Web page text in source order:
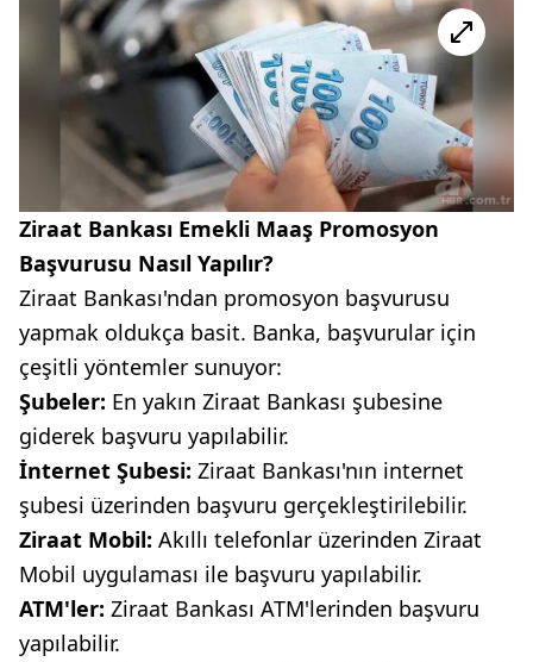
Ziraat Bankası Emekli Maaş Promosyon
Başvurusu Nasıl Yapılır?
Ziraat Bankası'ndan promosyon başvurusu
yapmak oldukça basit. Banka, başvurular için
çeşitli yöntemler sunuyor:
Şubeler: En yakın Ziraat Bankası şubesine
giderek başvuru yapılabilir.
İnternet Şubesi: Ziraat Bankası'nın internet
şubesi üzerinden başvuru gerçekleştirilebilir.
Ziraat Mobil: Akıllı telefonlar üzerinden Ziraat
Mobil uygulaması ile başvuru yapılabilir.
ATM'ler: Ziraat Bankası ATM'lerinden başvuru
yapılabilir.